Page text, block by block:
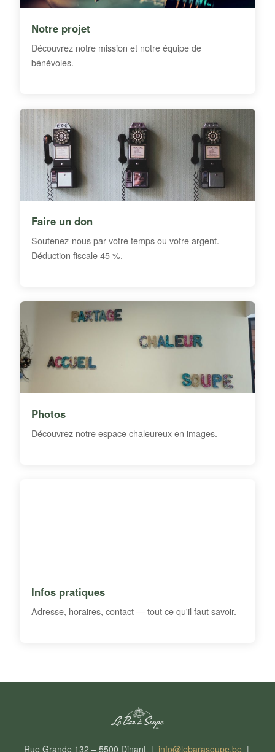
Notre projet
Découvrez notre mission et notre équipe de
bénévoles.
Faire un don
Soutenez-nous par votre temps ou votre argent.
Déduction fiscale 45 %.
Photos
Découvrez notre espace chaleureux en images.
Infos pratiques
Adresse, horaires, contact — tout ce qu'il faut savoir.
Rue Grande 132 – 5500 Dinant | info@lebarasoupe.be|